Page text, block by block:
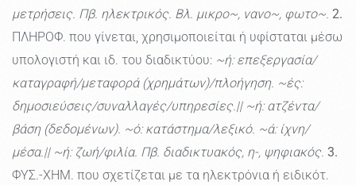
μετρήσεις. Πβ. ηλεκτρικός. Βλ. μικρο~, νανο~, φωτο~. 2.
ΠΛΗΡΟΦ. που γίνεται, χρησιμοποιείται ή υφίσταται μέσω
υπολογιστή και ιδ. του διαδικτύου: ~ή: επεξεργασία/
καταγραφή/μεταφορά (χρημάτων)/πλοήγηση. ~ές:
δημοσιεύσεις/συναλλαγές/υπηρεσίες.|| ~ή: ατζέντα/
βάση (δεδομένων). ~ό: κατάστημα/λεξικό. ~ά: ίχνη/
μέσα.|| ~ή: ζωή/φιλία. Πβ. διαδικτυακός, η-, ψηφιακός. 3.
ΦΥΣ.-ΧΗΜ. που σχετίζεται με τα ηλεκτρόνια ή ειδικότ.